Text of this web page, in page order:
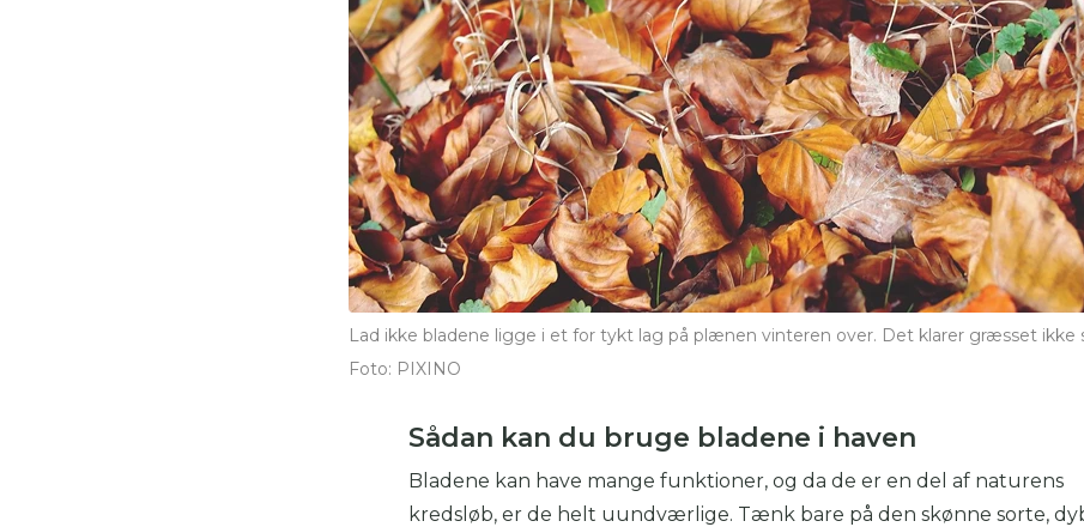
Lad ikke bladene ligge i et for tykt lag på plænen vinteren over. Det klarer græsset ikke
Foto: PIXINO
Sådan kan du bruge bladene i haven
Bladene kan have mange funktioner, og da de er en del af naturens
kredsløb, er de helt uundværlige. Tænk bare på den skønne sorte,